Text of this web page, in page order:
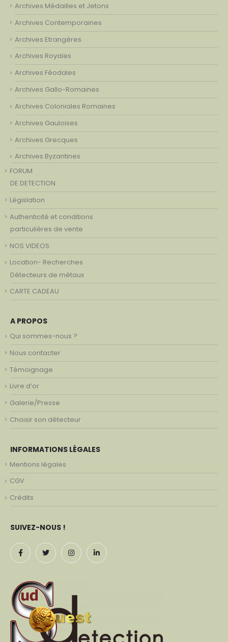
Archives Médailles et Jetons
Archives Contemporaines
Archives Etrangères
Archives Royales
Archives Féodales
Archives Gallo-Romaines
Archives Coloniales Romaines
Archives Gauloises
Archives Grecques
Archives Byzantines
FORUM
DE DETECTION
Législation
Authenticité et conditions
particulières de vente
NOS VIDEOS
Location- Recherches
Détecteurs de métaux
CARTE CADEAU
A PROPOS
Qui sommes-nous ?
Nous contacter
Témoignage
Livre d’or
Galerie/Presse
Choisir son détecteur
INFORMATIONS LÉGALES
Mentions légales
CGV
Crédits
SUIVEZ-NOUS !